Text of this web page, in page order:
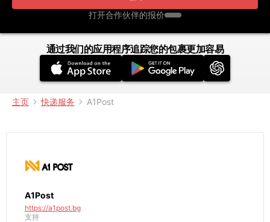
打开合作伙伴的报价
通过我们的应用程序追踪您的包裹更加容易
主页 快递服务 A1Post
A1Post
https://a1post.bg
支持